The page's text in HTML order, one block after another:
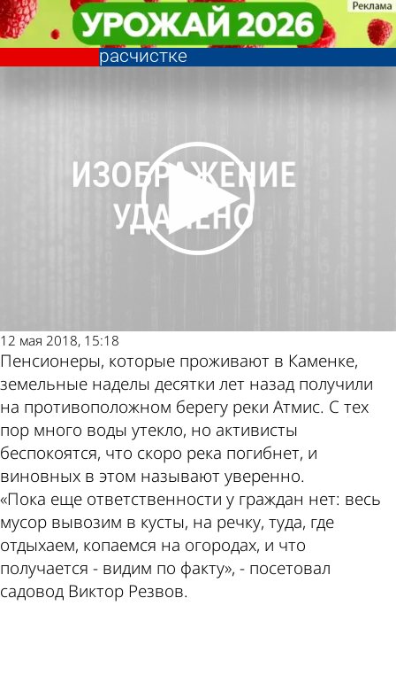
Участок реки Атмис в Каменском
районе остро нуждается в
расчистке
Общество
12 мая 2018, 15:18
Пенсионеры, которые проживают в Каменке,
земельные наделы десятки лет назад получили
на противоположном берегу реки Атмис. С тех
пор много воды утекло, но активисты
беспокоятся, что скоро река погибнет, и
виновных в этом называют уверенно.
«Пока еще ответственности у граждан нет: весь
мусор вывозим в кусты, на речку, туда, где
отдыхаем, копаемся на огородах, и что
получается - видим по факту», - посетовал
садовод Виктор Резвов.
Участок реки Атмис в Каменском
районе остро нуждается в
расчистке
Общество
Другие новости
по теме
Погода и курсы
валют в Пензе